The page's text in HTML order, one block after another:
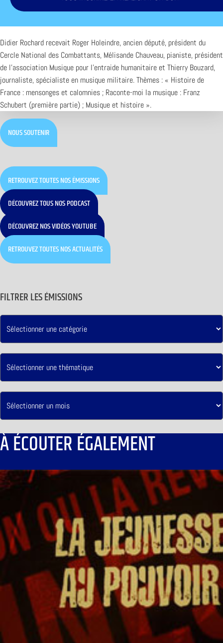
Didier Rochard recevait Roger Holeindre, ancien député, président du
Cercle National des Combattants, Mélisande Chauveau, pianiste, président
de l’association Musique pour l’entraide humanitaire et Thierry Bouzard,
journaliste, spécialiste en musique militaire. Thèmes : « Histoire de
France : mensonges et calomnies ; Raconte-moi la musique : Franz
Schubert (première partie) ; Musique et histoire ».
NOUS SOUTENIR
RETROUVEZ TOUTES NOS ÉMISSIONS
DÉCOUVREZ TOUS NOS PODCAST
DÉCOUVREZ NOS VIDÉOS YOUTUBE
RETROUVEZ TOUTES NOS ACTUALITÉS
FILTRER LES ÉMISSIONS
À ÉCOUTER ÉGALEMENT